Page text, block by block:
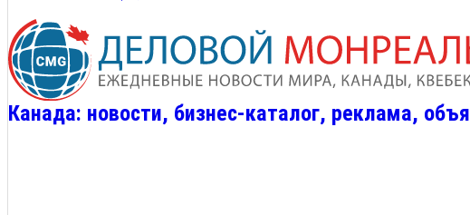
Канада: новости, бизнес-каталог, реклама,